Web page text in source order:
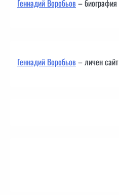
Геннадий Воробьов– биография
Геннадий Воробьов– личен сайт